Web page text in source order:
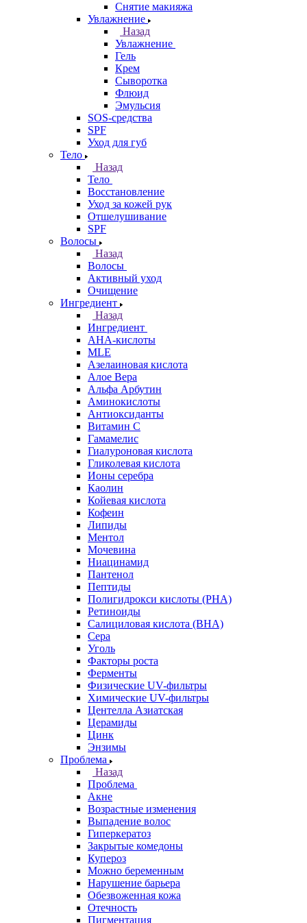
Снятие макияжа
Увлажнение
Назад
Увлажнение
Гель
Крем
Сыворотка
Флюид
Эмульсия
SOS-средства
SPF
Уход для губ
Тело
Назад
Тело
Восстановление
Уход за кожей рук
Отшелушивание
SPF
Волосы
Назад
Волосы
Активный уход
Очищение
Ингредиент
Назад
Ингредиент
AHA-кислоты
MLE
Азелаиновая кислота
Алое Вера
Альфа Арбутин
Аминокислоты
Антиоксиданты
Витамин С
Гамамелис
Гиалуроновая кислота
Гликолевая кислота
Ионы серебра
Каолин
Койевая кислота
Кофеин
Липиды
Ментол
Мочевина
Ниацинамид
Пантенол
Пептиды
Полигидрокси кислоты (PHA)
Ретиноиды
Салициловая кислота (BHA)
Сера
Уголь
Факторы роста
Ферменты
Физические UV-фильтры
Химические UV-фильтры
Центелла Азиатская
Церамиды
Цинк
Энзимы
Проблема
Назад
Проблема
Акне
Возрастные изменения
Выпадение волос
Гиперкератоз
Закрытые комедоны
Купероз
Можно беременным
Нарушение барьера
Обезвоженная кожа
Отечность
Пигментация